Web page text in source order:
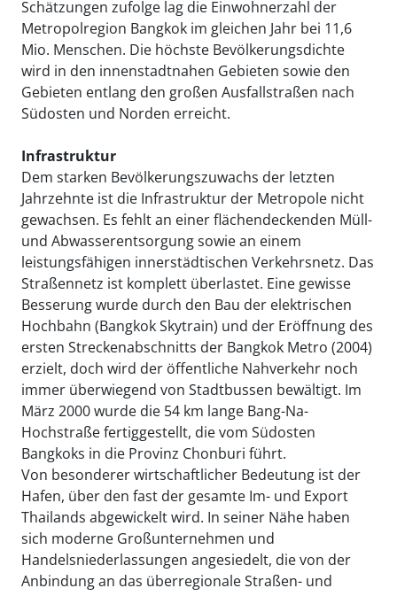
Schätzungen zufolge lag die Einwohnerzahl der
Metropolregion Bangkok im gleichen Jahr bei 11,6
Mio. Menschen. Die höchste Bevölkerungsdichte
wird in den innenstadtnahen Gebieten sowie den
Gebieten entlang den großen Ausfallstraßen nach
Südosten und Norden erreicht.
Infrastruktur
Dem starken Bevölkerungszuwachs der letzten
Jahrzehnte ist die Infrastruktur der Metropole nicht
gewachsen. Es fehlt an einer flächendeckenden Müll-
und Abwasserentsorgung sowie an einem
leistungsfähigen innerstädtischen Verkehrsnetz. Das
Straßennetz ist komplett überlastet. Eine gewisse
Besserung wurde durch den Bau der elektrischen
Hochbahn (Bangkok Skytrain) und der Eröffnung des
ersten Streckenabschnitts der Bangkok Metro (2004)
erzielt, doch wird der öffentliche Nahverkehr noch
immer überwiegend von Stadtbussen bewältigt. Im
März 2000 wurde die 54 km lange Bang-Na-
Hochstraße fertiggestellt, die vom Südosten
Bangkoks in die Provinz Chonburi führt.
Von besonderer wirtschaftlicher Bedeutung ist der
Hafen, über den fast der gesamte Im- und Export
Thailands abgewickelt wird. In seiner Nähe haben
sich moderne Großunternehmen und
Handelsniederlassungen angesiedelt, die von der
Anbindung an das überregionale Straßen- und